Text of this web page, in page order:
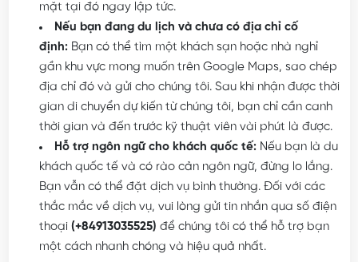
mặt tại đó ngay lập tức.
Nếu bạn đang du lịch và chưa có địa chỉ cố
định:Bạn có thể tìm một khách sạn hoặc nhà nghỉ
gần khu vực mong muốn trên Google Maps, sao chép
địa chỉ đó và gửi cho chúng tôi. Sau khi nhận được thời
gian di chuyển dự kiến từ chúng tôi, bạn chỉ cần canh
thời gian và đến trước kỹ thuật viên vài phút là được.
Hỗ trợ ngôn ngữ cho khách quốc tế:Nếu bạn là du
khách quốc tế và có rào cản ngôn ngữ, đừng lo lắng.
Bạn vẫn có thể đặt dịch vụ bình thường. Đối với các
thắc mắc về dịch vụ, vui lòng gửi tin nhắn qua số điện
thoại (+84913035525) để chúng tôi có thể hỗ trợ bạn
một cách nhanh chóng và hiệu quả nhất.